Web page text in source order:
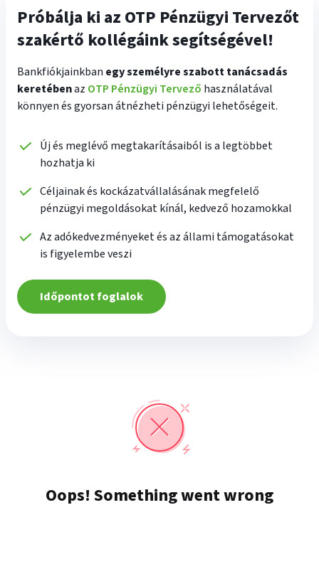
Próbálja ki az OTP Pénzügyi Tervezőt
szakértő kollégáink segítségével!
Bankfiókjainkban egy személyre szabott tanácsadás
keretébenaz OTP Pénzügyi Tervező használatával
könnyen és gyorsan átnézheti pénzügyi lehetőségeit.
Új és meglévő megtakarításaiból is a legtöbbet
hozhatja ki
Céljainak és kockázatvállalásának megfelelő
pénzügyi megoldásokat kínál, kedvező hozamokkal
Az adókedvezményeket és az állami támogatásokat
is figyelembe veszi
Időpontot foglalok